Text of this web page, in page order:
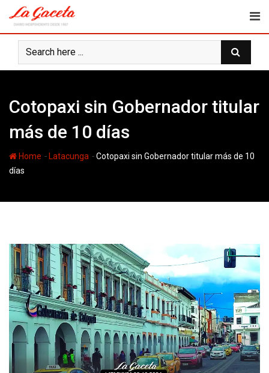
content
Cotopaxi sin Gobernador titular
más de 10 días
Home - Latacunga -Cotopaxi sin Gobernador titular más de 10
días